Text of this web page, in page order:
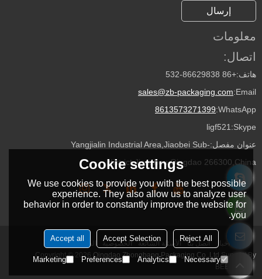
إرسال
معلومات
اتصال:
هاتف:+86 532-86629838
Email:
sales@zb-packaging.com
WhatsApp:
8613573271399
Skype:
ligf521
عنوان مفصل:Yangjialin Industrial Area,Jiaobei Sub-
district,Jiaozhou,Qingdao 266300,China
حولنا أخبار اتصل بنا الأسئلة الشائعة الخصوصية
الشروط والاحكام
Copyright © 2026 Qingdao Zhongbang Packaging Co.,Ltd Support By
BEE Cloud
Cookie settings
We use cookies to provide you with the best possible
experience. They also allow us to analyze user
behavior in order to constantly improve the website for
you.
Reject All
Accept Selection
Accept all
Necessary
Analytics
Preferences
Marketing